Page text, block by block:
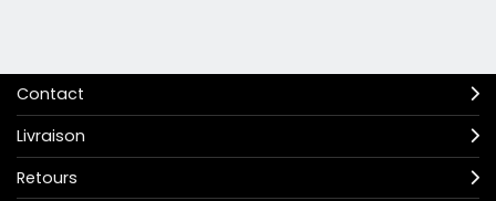
Contact
Livraison
Retours